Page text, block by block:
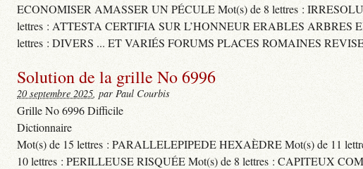
ECONOMISER AMASSER UN PÉCULE Mot(s) de 8 lettres :
lettres : ATTESTA CERTIFIA SUR L’HONNEUR ERABLES
lettres : DIVERS ... ET VARIÉS FORUMS PLACES ROMAINES
Solution de la grille No 6996
20 septembre 2025, par Paul Courbis
Grille No 6996 Difficile
Dictionnaire
Mot(s) de 15 lettres : PARALLELEPIPEDE HEXAÈDRE Mot(s) de 11
10 lettres : PERILLEUSE RISQUÉE Mot(s) de 8 lettres : CAPITEUX